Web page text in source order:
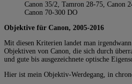
Canon 35/2, Tamron 28-75, Canon
Canon 70-300 DO
Objektive für Canon, 2005-2016
Mit diesen Kriterien landet man
Objektiven von Canon, die sich durch
und gute bis ausgezeichnete optische
Hier ist mein Objektiv-Werdegang, in